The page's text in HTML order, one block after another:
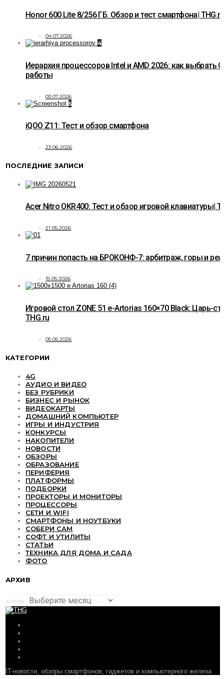
Honor 600 Lite 8/256 ГБ. Обзор и тест смартфона| THG.ru
04.07.2026
4
Иерархия процессоров Intel и AMD 2026: как выбрать
работы
03.07.2026
5
iQOO Z11: Тест и обзор смартфона
23.06.2026
ПОСЛЕДНИЕ ЗАПИСИ
Acer Nitro OKR400: Тест и обзор игровой клавиатуры|
21.05.2026
7 причин попасть на БРОКОНФ-7: арбитраж, горы и
15.05.2026
Игровой стол ZONE 51 e-Artorias 160×70 Black: Царь-
THG.ru
05.05.2026
КАТЕГОРИИ
4G
АУДИО И ВИДЕО
БЕЗ РУБРИКИ
БИЗНЕС И РЫНОК
ВИДЕОКАРТЫ
ДОМАШНИЙ КОМПЬЮТЕР
ИГРЫ И ИНДУСТРИЯ
КОНКУРСЫ
НАКОПИТЕЛИ
НОВОСТИ
ОБЗОРЫ
ОБРАЗОВАНИЕ
ПЕРИФЕРИЯ
ПЛАТФОРМЫ
ПОДБОРКИ
ПРОЕКТОРЫ И МОНИТОРЫ
ПРОЦЕССОРЫ
СЕТИ И WIFI
СМАРТФОНЫ И НОУТБУКИ
СОБЕРИ САМ
СОФТ И УТИЛИТЫ
СТАТЬИ
ТЕХНИКА ДЛЯ ДОМА И САДА
ФОТО
АРХИВ
АРХИВ
IT-новости, обзоры смартфонов, гаджетов и компьютерного железа